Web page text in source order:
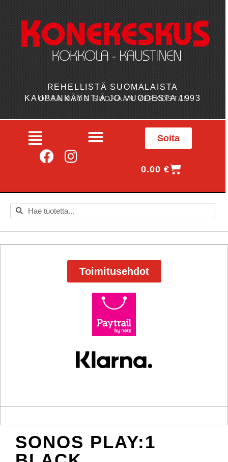
REHELLISTÄ SUOMALAISTA
KAUPANKÄYNTIÄ JO VUODESTA 1993
OSTA MYÖS SUORAAN VERKOSTA!
Soita
0.00€
Toimitusehdot
SONOS PLAY:1